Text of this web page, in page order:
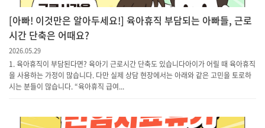
[아빠! 이것만은 알아두세요!] 육아휴직 부담되는 아빠들, 근로
시간 단축은 어때요?
2026.05.29
1. 육아휴직이 부담된다면? 육아기 근로시간 단축도 있습니다아이가 어릴 때 육아휴직
을 사용하는 가정이 많습니다. 다만 실제 상담 현장에서는 아래와 같은 고민을 토로하
시는 분들이 많습니다. “육아휴직 급여...